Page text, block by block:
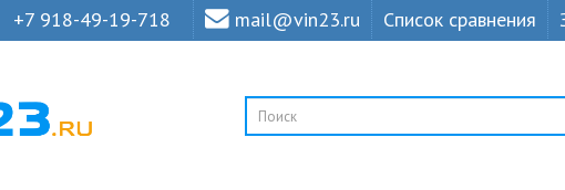
+7 918-49-19-718 mail@vin23.ru Список сравнения